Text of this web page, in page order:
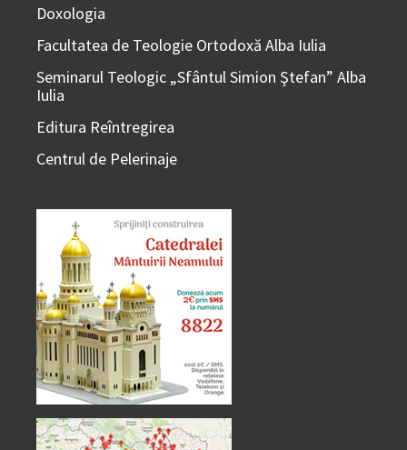
Doxologia
Facultatea de Teologie Ortodoxă Alba Iulia
Seminarul Teologic „Sfântul Simion Ştefan” Alba
Iulia
Editura Reîntregirea
Centrul de Pelerinaje